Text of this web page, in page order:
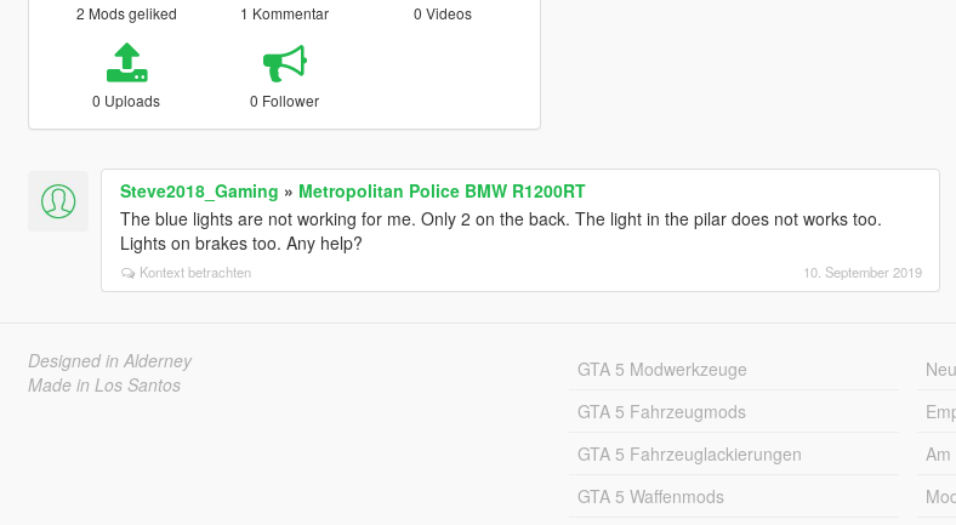
2 Mods geliked 1 Kommentar 0 Videos
0 Uploads 0 Follower
Steve2018_Gaming » Metropolitan Police BMW R1200RT
The blue lights are not working for me. Only 2 on the back. The light in the pilar does not works too.
Lights on brakes too. Any help?
Kontext betrachten 10. September 2019
Designed in Alderney
Made in Los Santos
GTA 5 Modwerkzeuge
GTA 5 Fahrzeugmods
GTA 5 Fahrzeuglackierungen
GTA 5 Waffenmods